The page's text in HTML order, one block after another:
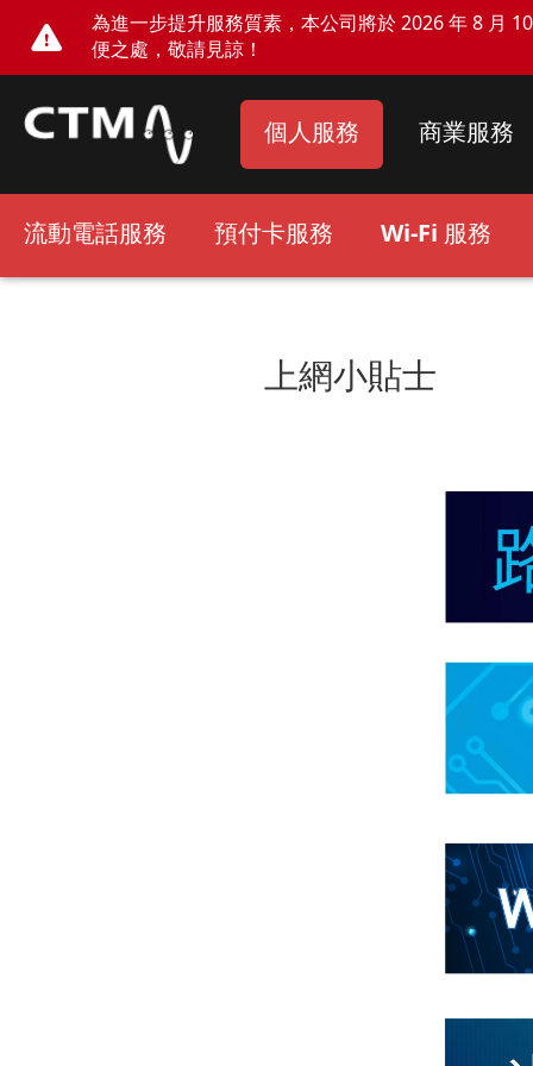
為進一步提升服務質素，本公司將於 2026 年 8 月
便之處，敬請見諒！
個人服務 商業服務
流動電話服務 預付卡服務 Wi-Fi 服務
上網小貼士